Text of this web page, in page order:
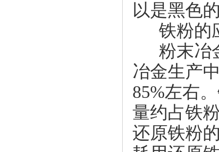
以是黑色
铁粉
粉末冶
冶金生产
85%左右。
量约占铁
还原铁粉